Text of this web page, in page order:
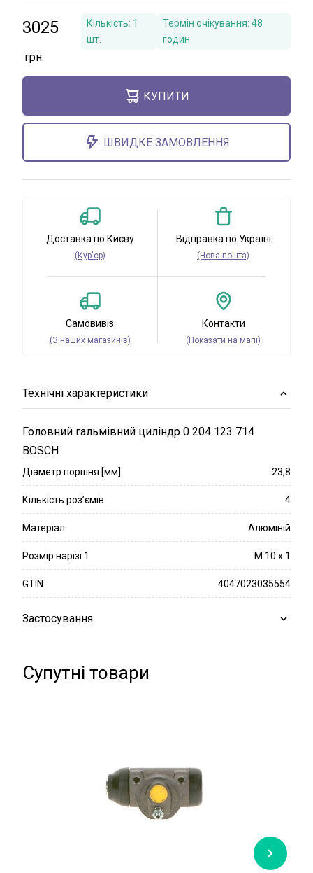
3025 Кількість: 1
шт.
Термін очікування: 48
годин
КУПИТИ
ШВИДКЕ ЗАМОВЛЕННЯ
Доставка по Києву
(Кур'єр)
Відправка по Україні
(Нова пошта)
Самовивіз
(З наших магазинів)
Контакти
(Показати на мапі)
Технічні характеристики
Головний гальмівний циліндр 0 204 123 714
BOSCH
Діаметр поршня [мм] 23,8
Кількість роз’ємів 4
Матеріал Алюміній
Розмір нарізі 1 M 10 x 1
GTIN 4047023035554
Застосування
Супутні товари